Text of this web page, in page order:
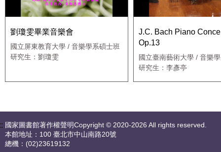
劉瓊雯畢業音樂會
國立屏東教育大學 / 音樂學系碩士班
研究生：劉瓊雯
J.C. Bach Piano
Op.13
國立臺南藝術大學 / 音樂
研究生：李彥亭
國家圖書館著作權聲明Copyright © 2020-2026 All rights reserved.
本館地址：100 臺北市中山南路20號
總機：(02)23619132